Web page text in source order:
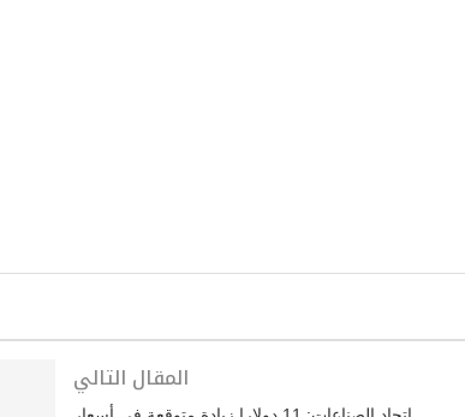
المقال التالي